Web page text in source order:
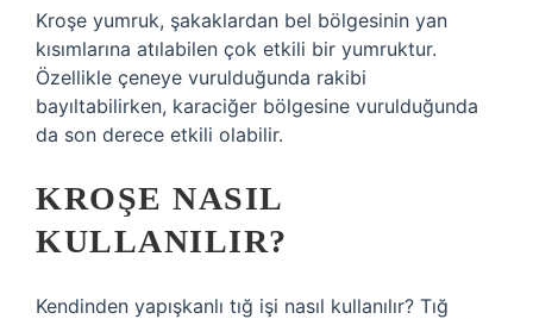
Kroşe yumruk, şakaklardan bel bölgesinin yan
kısımlarına atılabilen çok etkili bir yumruktur.
Özellikle çeneye vurulduğunda rakibi
bayıltabilirken, karaciğer bölgesine vurulduğunda
da son derece etkili olabilir.
KROŞE NASIL
KULLANILIR?
Kendinden yapışkanlı tığ işi nasıl kullanılır? Tığ